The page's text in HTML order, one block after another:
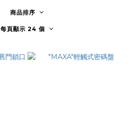
商品排序
每頁顯示 24 個